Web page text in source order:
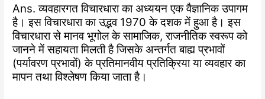
Ans. व्यवहारगत विचारधारा का अध्ययन एक वैज्ञानिक उपागम
है। इस विचारधारा का उद्भव 1970 के दशक में हुआ है। इस
विचारधारा से मानव भूगोल के सामाजिक, राजनीतिक स्वरूप को
जानने में सहायता मिलती है जिसके अन्तर्गत बाह्य प्रभावों
(पर्यावरण प्रभावों) के प्रतिमानवीय प्रतिक्रिया या व्यवहार का
मापन तथा विश्लेषण किया जाता है।